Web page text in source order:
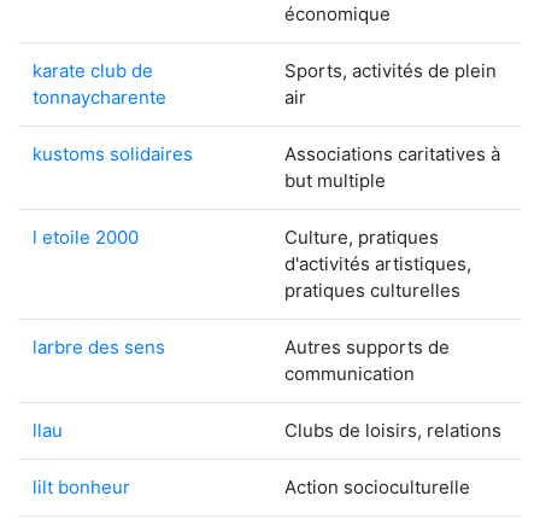
économique
karate club de
tonnaycharente
Sports, activités de plein
air
kustoms solidaires
Associations caritatives à
but multiple
l etoile 2000
Culture, pratiques
d'activités artistiques,
pratiques culturelles
larbre des sens
Autres supports de
communication
llau Clubs de loisirs, relations
lilt bonheur Action socioculturelle